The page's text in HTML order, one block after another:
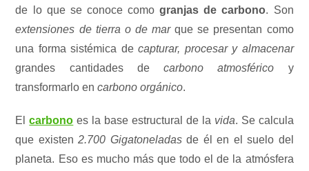
de lo que se conoce comogranjas de carbono. Son
extensiones de tierra o de marque se presentan como
una forma sistémica decapturar, procesar y almacenar
grandes cantidades decarbono atmosférico y
transformarlo encarbono orgánico.
Elcarbono es la base estructural de la vida. Se calcula
que existen2.700 Gigatoneladasde él en el suelo del
planeta. Eso es mucho más que todo el de la atmósfera